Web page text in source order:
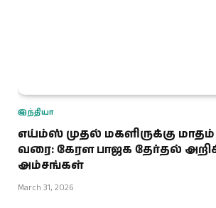
இந்தியா
எய்ம்ஸ் முதல் மகளிருக்கு மாதம்
வரை: கேரள பாஜக தேர்தல்
அம்சங்கள்
March 31, 2026